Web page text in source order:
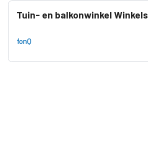
Tuin- en balkonwinkel Winkels
fonQ